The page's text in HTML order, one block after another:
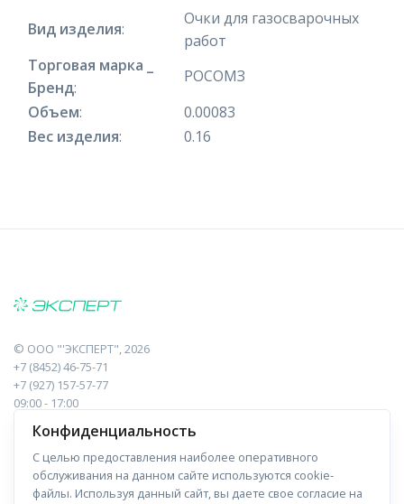
Вид изделия:
Очки для газосварочных
работ
Торговая марка _
Бренд:
РОСОМЗ
Объем:
0.00083
Вес изделия: 0.16
© ООО "'ЭКСПЕРТ", 2026
+7 (8452) 46-75-71
+7 (927) 157-57-77
09:00 - 17:00
410017, Саратов, Пугачева, 10 к1, оф.23
Навигация Информация
Конфиденциальность
С целью предоставления наиболее оперативного
обслуживания на данном сайте используются cookie-
файлы. Используя данный сайт, вы даете свое согласие на